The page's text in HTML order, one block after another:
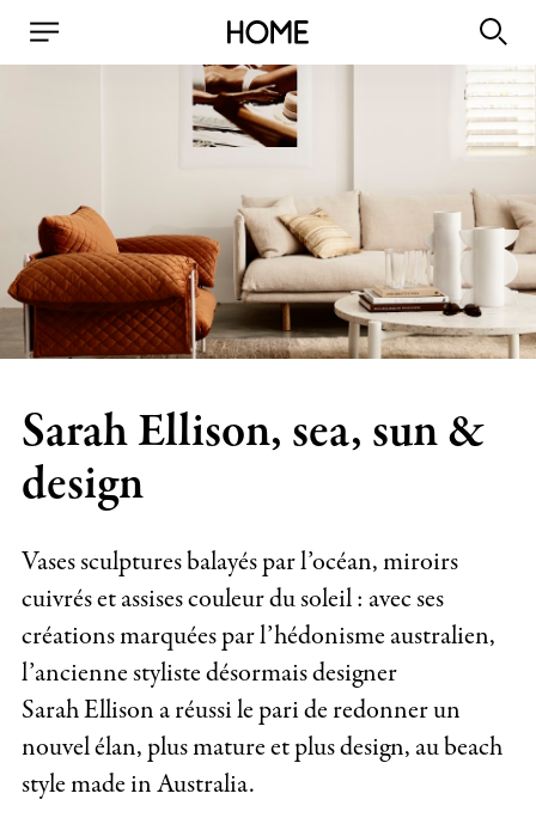
Sarah Ellison, sea, sun &
design
Vases sculptures balayés par l’océan, miroirs
cuivrés et assises couleur du soleil : avec ses
créations marquées par l’hédonisme australien,
l’ancienne styliste désormais designer
Sarah Ellison a réussi le pari de redonner un
nouvel élan, plus mature et plus design, au beach
style made in Australia.